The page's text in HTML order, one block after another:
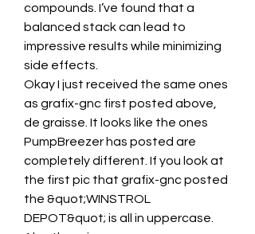
compounds. I’ve found that a
balanced stack can lead to
impressive results while minimizing
side effects.
Okay I just received the same ones
as grafix-gnc first posted above,
de graisse. It looks like the ones
PumpBreezer has posted are
completely different. If you look at
the first pic that grafix-gnc posted
the &quot;WINSTROL
DEPOT&quot; is all in uppercase.